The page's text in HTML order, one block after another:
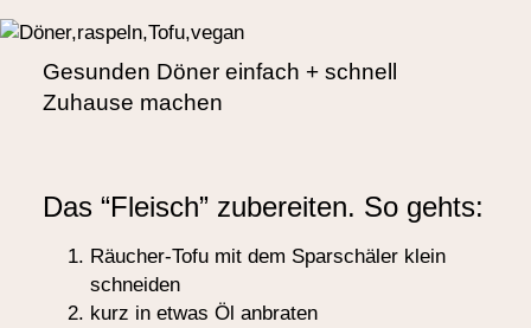
Gesunden Döner einfach + schnell
Zuhause machen
Das “Fleisch” zubereiten. So gehts:
Räucher-Tofu mit dem Sparschäler klein
schneiden
kurz in etwas Öl anbraten